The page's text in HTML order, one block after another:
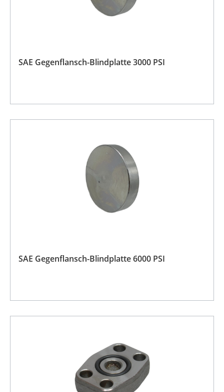
SAE Gegenflansch-Blindplatte 3000 PSI
SAE Gegenflansch-Blindplatte 6000 PSI